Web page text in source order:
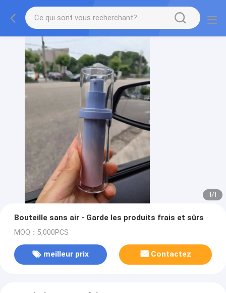
1/1
Bouteille sans air - Garde les produits frais et sûrs
MOQ：5,000PCS
meilleur prix Contactez